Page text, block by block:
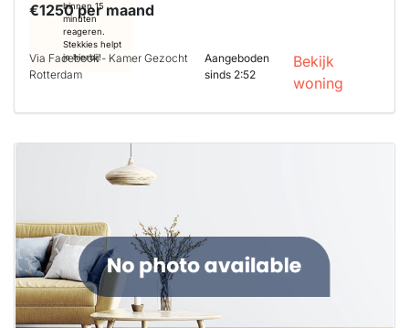
binnen 15
minuten
reageren.
Stekkies helpt
je hierbij!
€1250 per maand
Via Facebook - Kamer Gezocht
Rotterdam
Aangeboden
sinds 2:52
Bekijk
woning
Deze woning
Om kans te
maken moet je
binnen 15
minuten
reageren.
Stekkies helpt
je hierbij!